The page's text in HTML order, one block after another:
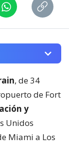
, de 34
de Fort
y
Unidos
Miami a Los